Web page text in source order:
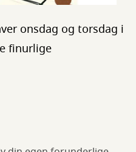
onsdag og torsdag i
finurlige